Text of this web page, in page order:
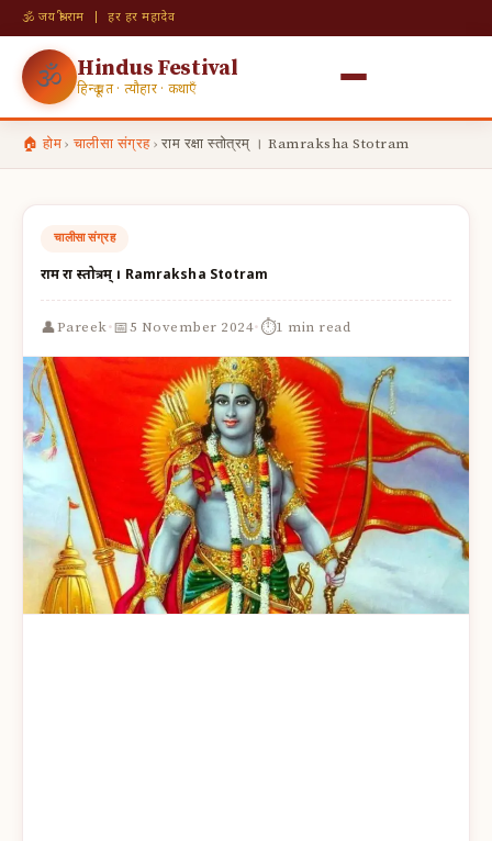
🕉 जय श्री राम | हर हर महादेव
🕉 Hindus Festival
हिन्दू व्रत · त्यौहार · कथाएँ
🏠 होम› चालीसा संग्रह › राम रक्षा स्तोत्रम् । Ramraksha Stotram
चालीसा संग्रह
राम रक्षा स्तोत्रम् । Ramraksha Stotram
👤Pareek·📅5 November 2024·⏱1 min read